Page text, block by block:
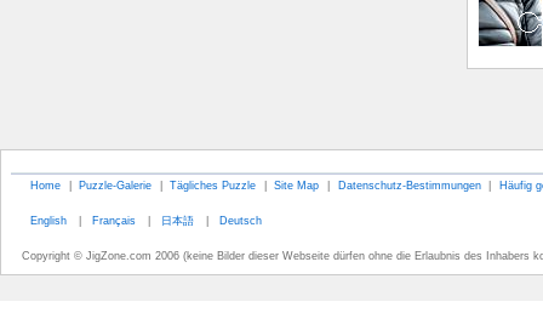
Home | Puzzle-Galerie | Tägliches Puzzle | Site Map | Datenschutz-Bestimmungen | Häufig
English | Français | 日本語 | Deutsch
Copyright © JigZone.com 2006 (keine Bilder dieser Webseite dürfen ohne die Erlaubnis des Inhabers